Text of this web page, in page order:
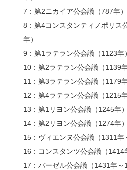
7：第2ニカイア公会議（787年）
8：第4コンスタンティノポリス
年）
9：第1ラテラン公会議（1123年）
10：第2ラテラン公会議（1139年
11：第3ラテラン公会議（1179年
12：第4ラテラン公会議（1215年
13：第1リヨン公会議（1245年）
14：第2リヨン公会議（1274年）
15：ヴィエンヌ公会議（1311年
16：コンスタンツ公会議（1414
17：バーゼル公会議（1431年～